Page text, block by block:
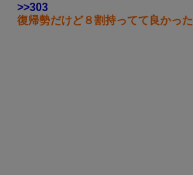
>>303
復帰勢だけど８割持ってて良かった